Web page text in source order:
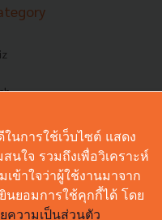
นการใช้เว็บไซต์ แสดง
ใจ รวมถึงเพื่อวิเคราะห์
เข้าใจว่าผู้ใช้งานมาจาก
ยอมการใช้คุกกี้ได้ โดย
ความเป็นส่วนตัว